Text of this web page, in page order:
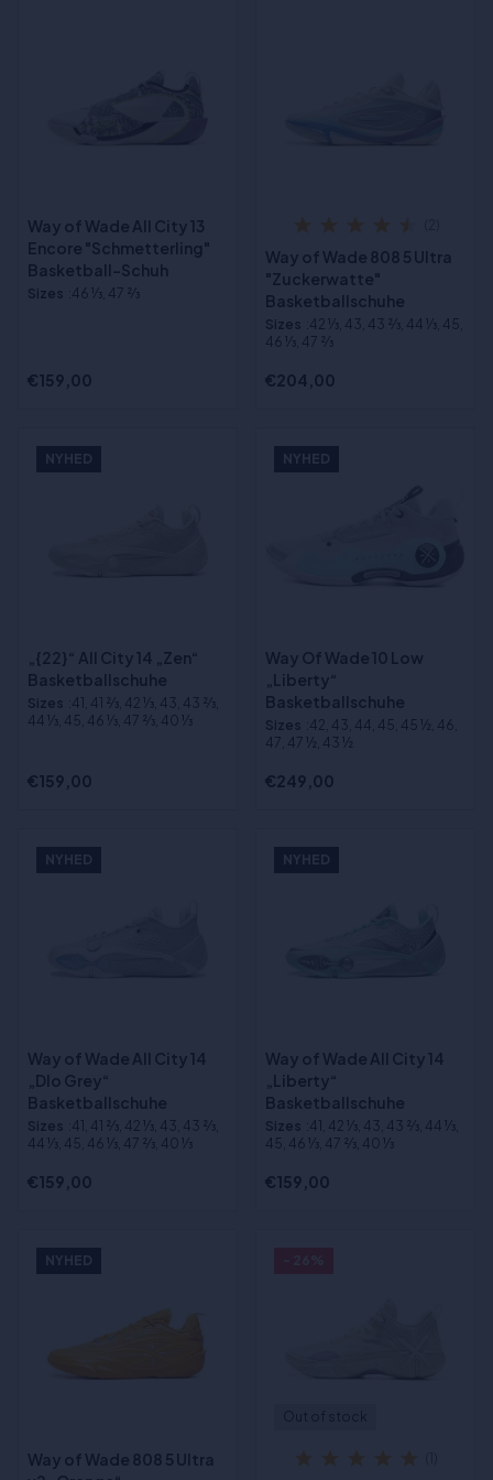
Way of Wade All City 13
Encore "Schmetterling"
Basketball-Schuh
Sizes :46 1⁄3, 47 2⁄3
€159,00
Way of Wade 808 5 Ultra
"Zuckerwatte"
Basketballschuhe
Sizes :42 1⁄3, 43, 43 2⁄3, 44 1⁄3, 45,
46 1⁄3, 47 2⁄3
€204,00
NYHED
„{22}“ All City 14 „Zen“
Basketballschuhe
Sizes :41, 41 2⁄3, 42 1⁄3, 43, 43 2⁄3,
44 1⁄3, 45, 46 1⁄3, 47 2⁄3, 40 1⁄3
€159,00
NYHED
Way Of Wade 10 Low
„Liberty“
Basketballschuhe
Sizes :42, 43, 44, 45, 45 ½, 46,
47, 47 ½, 43 ½
€249,00
NYHED
Way of Wade All City 14
„Dlo Grey“
Basketballschuhe
Sizes :41, 41 2⁄3, 42 1⁄3, 43, 43 2⁄3,
44 1⁄3, 45, 46 1⁄3, 47 2⁄3, 40 1⁄3
€159,00
NYHED
Way of Wade All City 14
„Liberty“
Basketballschuhe
Sizes :41, 42 1⁄3, 43, 43 2⁄3, 44 1⁄3,
45, 46 1⁄3, 47 2⁄3, 40 1⁄3
€159,00
NYHED
Way of Wade 808 5 Ultra